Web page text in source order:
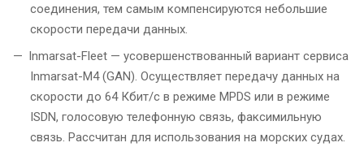
соединения, тем самым компенсируются небольшие
скорости передачи данных.
Inmarsat-Fleet — усовершенствованный вариант сервиса
Inmarsat-M4 (GAN). Осуществляет передачу данных на
скорости до 64 Кбит/с в режиме MPDS или в режиме
ISDN, голосовую телефонную связь, факсимильную
связь. Рассчитан для использования на морских судах.